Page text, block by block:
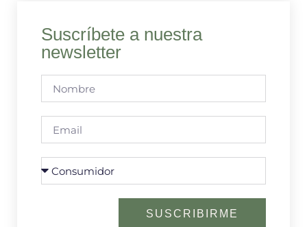
Suscríbete a nuestra
newsletter
SUSCRIBIRME